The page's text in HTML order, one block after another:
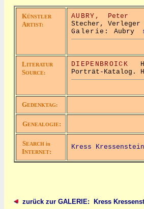
KÜNSTLER
ARTIST:
AUBRY,
Peter
Stecher, Verleger
Galerie: Aubry
LITERATUR
SOURCE:
DIEPENBROICK H.
Porträt-Katalog.
GEDENKTAG:
GENEALOGIE:
SEARCH in
INTERNET:
Kress
zurück zur GALERIE: Kress